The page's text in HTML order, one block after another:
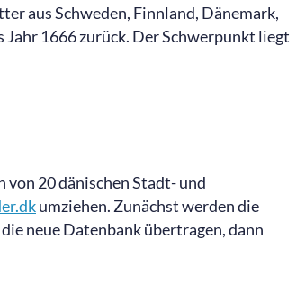
aus Schweden, Finnland, Dänemark,
1666 zurück. Der Schwerpunkt liegt
von 20 dänischen Stadt- und
umziehen. Zunächst werden die
neue Datenbank übertragen, dann